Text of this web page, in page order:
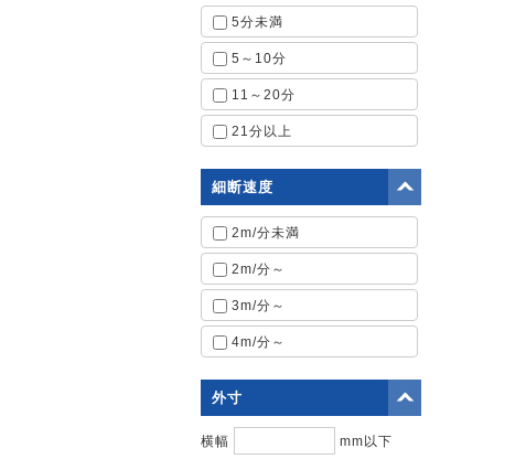
5分未満
5～10分
11～20分
21分以上
細断速度
2m/分未満
2m/分～
3m/分～
4m/分～
外寸
横幅 mm以下